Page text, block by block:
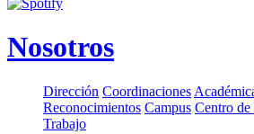
Nosotros
Dirección Coordinaciones
Reconocimientos Campus Centro de
Trabajo